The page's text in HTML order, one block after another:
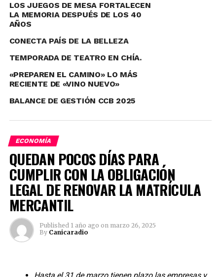
Ávila director nacional del sistema general de regalías.
Por su parte el gobernador del Tolima Ricardo Orozco
LOS JUEGOS DE MESA FORTALECEN
LA MEMORIA DESPUÉS DE LOS 40
AÑOS
CONECTA PAÍS DE LA BELLEZA
TEMPORADA DE TEATRO EN CHÍA.
«PREPAREN EL CAMINO» LO MÁS
RECIENTE DE «VINO NUEVO»
BALANCE DE GESTIÓN CCB 2025
ECONOMÍA
QUEDAN POCOS DÍAS PARA
CUMPLIR CON LA OBLIGACIÓN
LEGAL DE RENOVAR LA MATRÍCULA
MERCANTIL
Published 1 año ago on marzo 26, 2025
By Canicaradio